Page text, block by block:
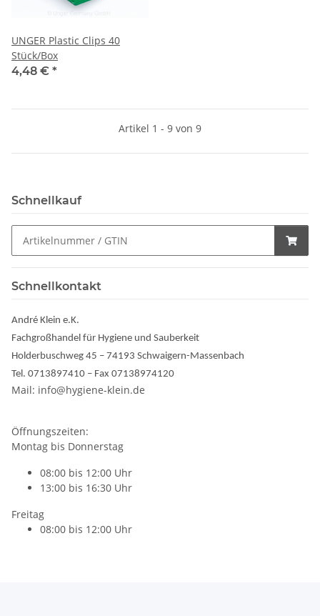
UNGER Plastic Clips 40
Stück/Box
4,48 € *
Artikel 1 - 9 von 9
Schnellkauf
Schnellkontakt
André Klein e.K.
Fachgroßhandel für Hygiene und Sauberkeit
Holderbuschweg 45 – 74193 Schwaigern-Massenbach
Tel. 0713897410 – Fax 07138974120
Mail: info@hygiene-klein.de
Öffnungszeiten:
Montag bis Donnerstag
08:00 bis 12:00 Uhr
13:00 bis 16:30 Uhr
Freitag
08:00 bis 12:00 Uhr